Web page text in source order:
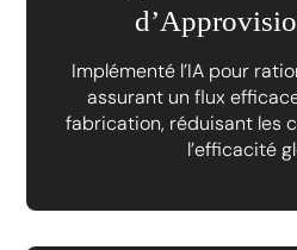
Implémenté l’IA pour
assurant un flux
fabrication, réduisant les
l’efficacité